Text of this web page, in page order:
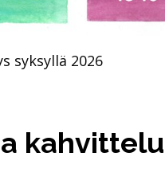
syksyllä 2026